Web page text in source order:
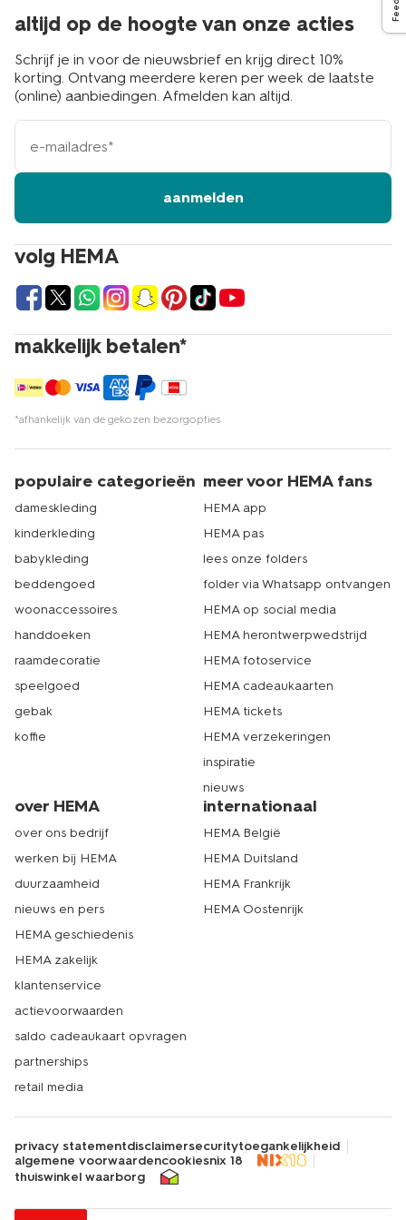
volg HEMA
makkelijk betalen*
*afhankelijk van de gekozen bezorgopties
altijd op de hoogte van onze acties
Schrijf je in voor de nieuwsbrief en krijg direct 10%
korting. Ontvang meerdere keren per week de laatste
(online) aanbiedingen. Afmelden kan altijd.
e-
mailadres
aanmelden
populaire categorieën
dameskleding
kinderkleding
babykleding
beddengoed
woonaccessoires
handdoeken
raamdecoratie
speelgoed
gebak
koffie
meer voor HEMA fans
HEMA app
HEMA pas
lees onze folders
folder via Whatsapp ontvangen
HEMA op social media
HEMA herontwerpwedstrijd
HEMA fotoservice
HEMA cadeaukaarten
HEMA tickets
HEMA verzekeringen
inspiratie
nieuws
over HEMA
over ons bedrijf
werken bij HEMA
duurzaamheid
nieuws en pers
HEMA geschiedenis
HEMA zakelijk
klantenservice
actievoorwaarden
saldo cadeaukaart opvragen
partnerships
retail media
internationaal
HEMA België
HEMA Duitsland
HEMA Frankrijk
HEMA Oostenrijk
privacy statementdisclaimersecuritytoegankelijkheid
algemene voorwaardencookiesnix 18
thuiswinkel waarborg